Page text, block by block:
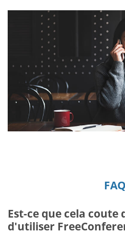
FAQ
Est-ce que cela coute
d'utiliser